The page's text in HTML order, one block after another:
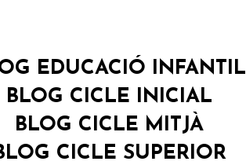
EDUCACIÓ INFANTIL
BLOG CICLE INICIAL
BLOG CICLE MITJÀ
CICLE SUPERIOR